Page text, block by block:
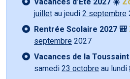
Vacances d’Été 2027 ☀️
juillet au jeudi 2 septembre
Rentrée Scolaire 2027 🎒
septembre 2027
Vacances de la Toussaint
samedi 23 octobre au lundi